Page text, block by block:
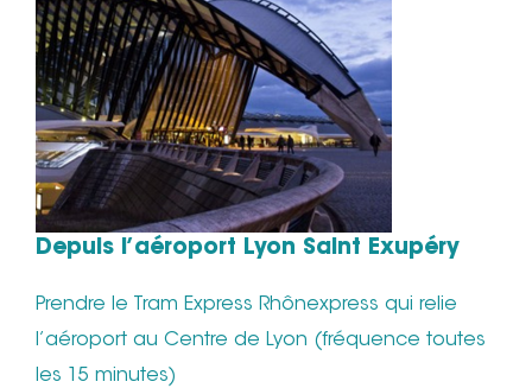
Depuis l’aéroport Lyon Saint Exupéry
Prendre le Tram Express Rhônexpress qui relie
l’aéroport au Centre de Lyon (fréquence toutes
les 15 minutes)